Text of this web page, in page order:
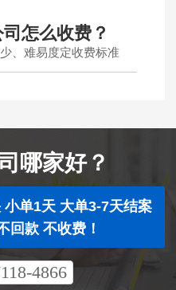
怎么收费？
、难易度定收费标准
哪家好？
单1天 大单3-7天结案
回款 不收费！
4866